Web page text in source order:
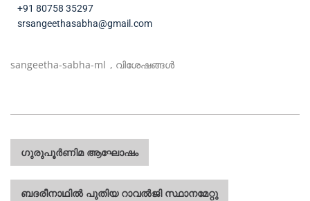
+91 80758 35297
srsangeethasabha@gmail.com
sangeetha-sabha-ml , വിശേഷങ്ങൾ
ഗുരുപൂർണിമ ആഘോഷം
ബദരീനാഥിൽ പുതിയ റാവൽജി സ്ഥാനമേറ്റു